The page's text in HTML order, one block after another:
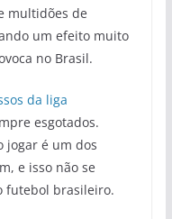
multidões de
um efeito muito
no Brasil.
da liga
esgotados.
jogar é um dos
e isso não se
futebol brasileiro.